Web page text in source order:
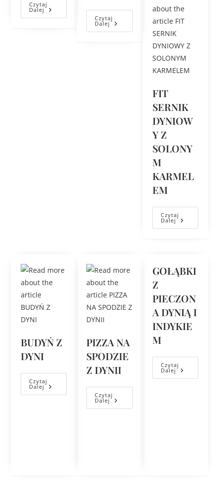
Czytaj
Dalej
Czytaj
Dalej
FIT
SERNIK
DYNIOW
Y Z
SOLONY
M
KARMEL
EM
Czytaj
Dalej
BUDYŃ Z
DYNI
Czytaj
Dalej
PIZZA NA
SPODZIE
Z DYNII
Czytaj
Dalej
GOŁĄBKI
Z
PIECZON
A DYNIĄ I
INDYKIE
M
Czytaj
Dalej